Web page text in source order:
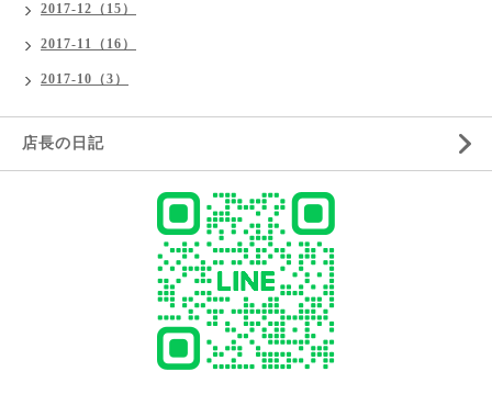
2017-12（15）
2017-11（16）
2017-10（3）
店長の日記